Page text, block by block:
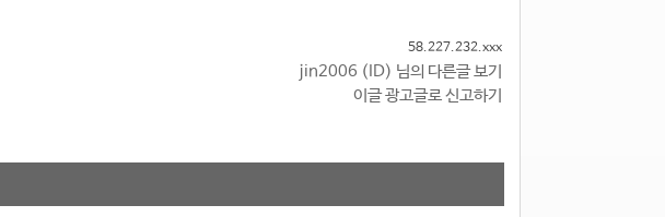
58.227.232.xxx
jin2006 (ID) 님의 다른글 보기
이글 광고글로 신고하기